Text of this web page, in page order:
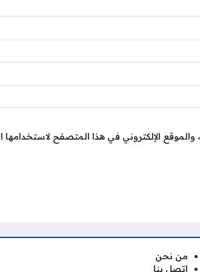
والموقع الإلكتروني في هذا المتصفح لاستخدامها
من نحن
اتصل بنا